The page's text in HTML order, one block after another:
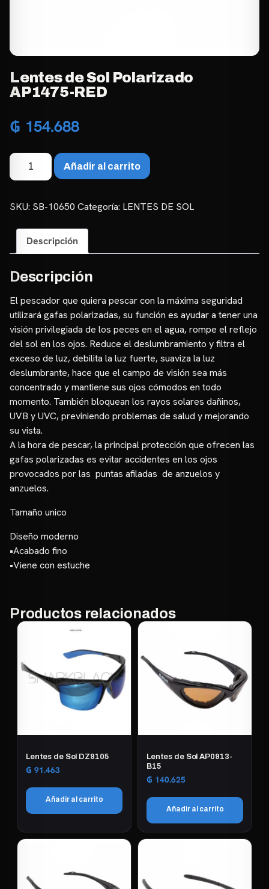
Lentes de Sol Polarizado
AP1475-RED
₲ 154.688
Lentes
de
Polarizado
RED
cantidad
Añadir al carrito
SKU: SB-10650 Categoría: LENTES DE SOL
Descripción
Descripción
El pescador que quiera pescar con la máxima seguridad
utilizará gafas polarizadas, su función es ayudar a tener una
visión privilegiada de los peces en el agua, rompe el reflejo
del sol en los ojos. Reduce el deslumbramiento y filtra el
exceso de luz, debilita la luz fuerte, suaviza la luz
deslumbrante, hace que el campo de visión sea más
concentrado y mantiene sus ojos cómodos en todo
momento. También bloquean los rayos solares dañinos,
UVB y UVC, previniendo problemas de salud y mejorando
su vista.
A la hora de pescar, la principal protección que ofrecen las
gafas polarizadas es evitar accidentes en los ojos
provocados por las puntas afiladas de anzuelos y
anzuelos.
Tamaño unico
Diseño moderno
•Acabado fino
•Viene con estuche
Productos relacionados
Lentes de Sol DZ9105
₲ 91.463
Añadir al carrito
Lentes de Sol AP0913-
B15
₲ 140.625
Añadir al carrito